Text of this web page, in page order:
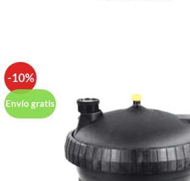
-10%
Envío gratis